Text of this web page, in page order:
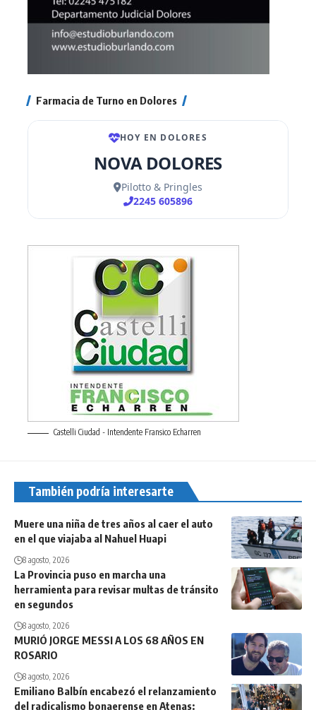
Farmacia de Turno en Dolores
Castelli Ciudad - Intendente Fransico Echarren
También podría interesarte
Muere una niña de tres años al caer el auto
en el que viajaba al Nahuel Huapi
8 agosto, 2026
La Provincia puso en marcha una
herramienta para revisar multas de tránsito
en segundos
8 agosto, 2026
MURIÓ JORGE MESSI A LOS 68 AÑOS EN
ROSARIO
8 agosto, 2026
Emiliano Balbín encabezó el relanzamiento
del radicalismo bonaerense en Atenas: